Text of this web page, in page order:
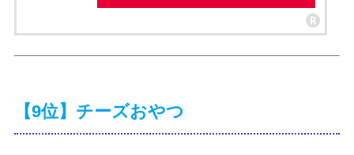
【9位】チーズおやつ